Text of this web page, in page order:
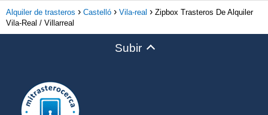
Alquiler de trasteros Castelló Vila-real
Zipbox Trasteros De Alquiler
Vila-Real / Villarreal
Subir